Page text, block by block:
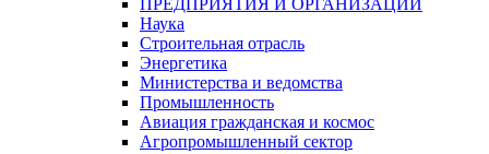
ПРЕДПРИЯТИЯ И ОРГАНИЗАЦИИ
Наука
Строительная отрасль
Энергетика
Министерства и ведомства
Промышленность
Авиация гражданская и космос
Агропромышленный сектор